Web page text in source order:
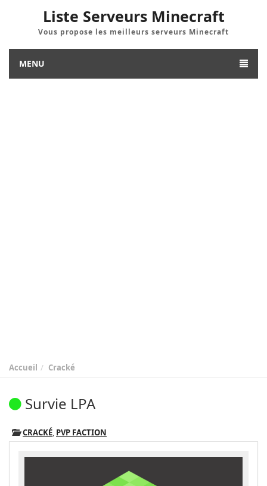
Liste Serveurs Minecraft
Vous propose les meilleurs serveurs Minecraft
MENU
Accueil Cracké
Survie LPA
CRACKÉ, PVP FACTION